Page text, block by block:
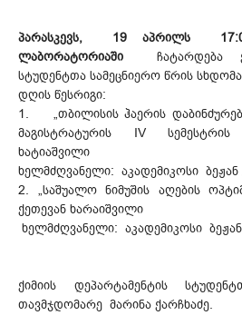
პარასკევს, 19 აპრილს
ლაბორატორიაში ჩატარდება
სტუდენტთა სამეცნიერო წრის
დღის წესრიგი:
1. „თბილისის ჰაერის
მაგისტრატურის IV
ხატიაშვილი
ხელმძღვანელი: აკადემიკოსი ბეჟან
2. „საშუალო ნიმუშის აღების
ქეთევან ხარაიშვილი
ხელმძღვანელი: აკადემიკოსი ბეჟან
ქიმიის დეპარტამენტის
თავმჯდომარე მარინა ქარჩხაძე.